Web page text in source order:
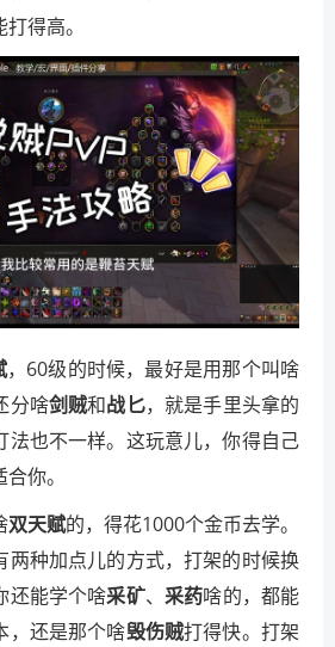
得高。
，60级的时候，最好是用那个叫啥
分啥剑贼和战匕，就是手里头拿的
法也不一样。这玩意儿，你得自己
你。
双天赋的，得花1000个金币去学。
两种加点儿的方式，打架的时候换
还能学个啥采矿、 采药啥的，都能
，还是那个啥毁伤贼打得快。打架